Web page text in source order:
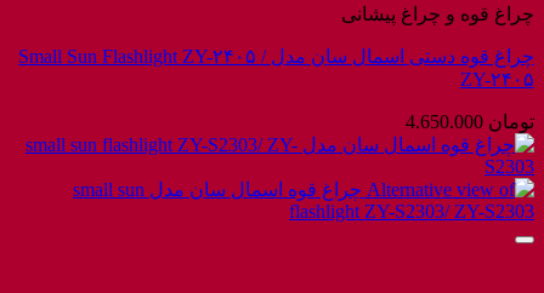
چراغ قوه و چراغ پیشانی
چراغ قوه دستی اسمال سان مدل Small Sun Flashlight ZY-۲۴۰۵ /
ZY-۲۴۰۵
تومان